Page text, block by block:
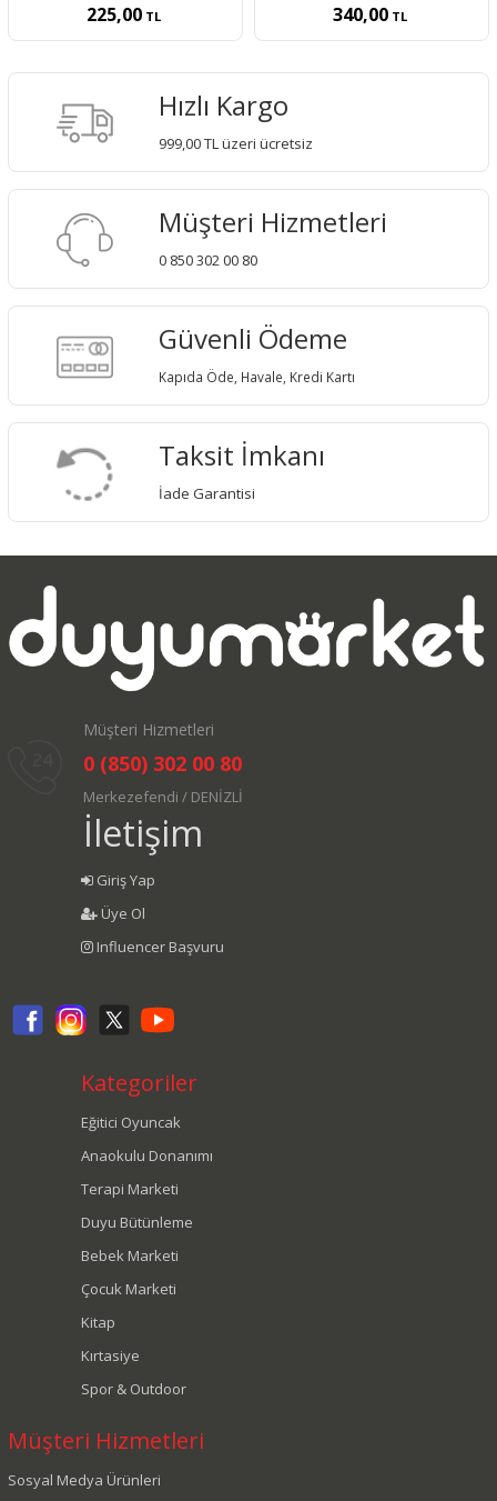
225,00 TL 340,00 TL
Hızlı Kargo
999,00 TL üzeri ücretsiz
Müşteri Hizmetleri
0 850 302 00 80
Güvenli Ödeme
Kapıda Öde, Havale, Kredi Kartı
Taksit İmkanı
İade Garantisi
Müşteri Hizmetleri
0 (850) 302 00 80
Merkezefendi / DENİZLİ
İletişim
Giriş Yap
Üye Ol
Influencer Başvuru
Kategoriler
Eğitici Oyuncak
Anaokulu Donanımı
Terapi Marketi
Duyu Bütünleme
Bebek Marketi
Çocuk Marketi
Kitap
Kırtasiye
Spor & Outdoor
Müşteri Hizmetleri
Sosyal Medya Ürünleri